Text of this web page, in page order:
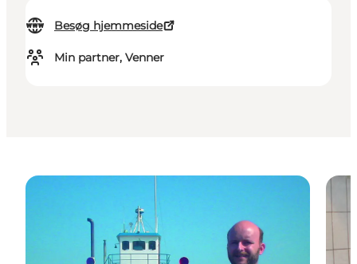
Besøg hjemmeside
Min partner, Venner